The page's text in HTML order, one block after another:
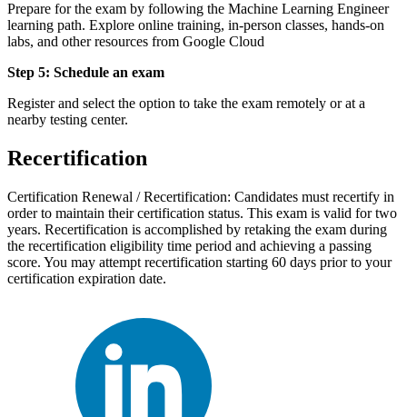
Prepare for the exam by following the Machine Learning Engineer
learning path. Explore online training, in-person classes, hands-on
labs, and other resources from Google Cloud
Step 5: Schedule an exam
Register and select the option to take the exam remotely or at a
nearby testing center.
Recertification
Certification Renewal / Recertification: Candidates must recertify in
order to maintain their certification status. This exam is valid for two
years. Recertification is accomplished by retaking the exam during
the recertification eligibility time period and achieving a passing
score. You may attempt recertification starting 60 days prior to your
certification expiration date.